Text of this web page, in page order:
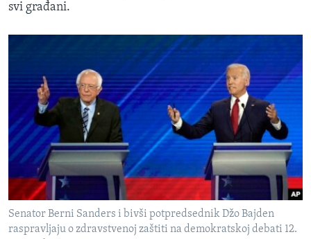
svi građani.
Senator Berni Sanders i bivši potpredsednik Džo Bajden
raspravljaju o zdravstvenoj zaštiti na demokratskoj debati 12.